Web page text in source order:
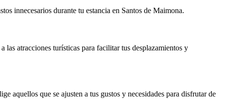
innecesarios durante tu estancia en Santos de Maimona.
las atracciones turísticas para facilitar tus desplazamientos y
aquellos que se ajusten a tus gustos y necesidades para disfrutar de